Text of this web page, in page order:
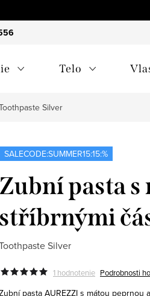
Telo
Silver
SALECODE:SUMMER15:15:%
Zubní pasta s
stříbrnými
Silver
1 hodnotenie Podrobnosti
pasta AUREZZI s mátou